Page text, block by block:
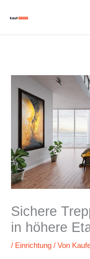
Inhalt
springen
Sichere
in höhere
/ Einrichtung / Von